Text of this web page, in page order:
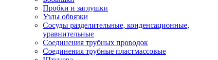
Пробки и заглушки
Узлы обвязки
Сосуды разделительные, конденсационные,
уравнительные
Соединения трубных проводок
Соединения трубные пластмассовые